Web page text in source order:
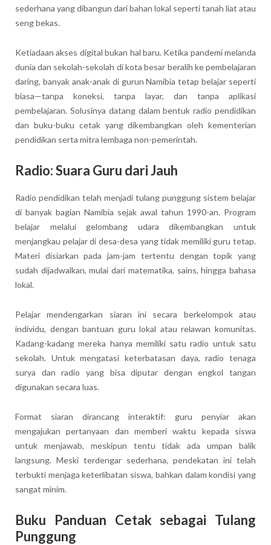
sederhana yang dibangun dari bahan lokal seperti tanah liat atau
seng bekas.
Ketiadaan akses digital bukan hal baru. Ketika pandemi melanda
dunia dan sekolah-sekolah di kota besar beralih ke pembelajaran
daring, banyak anak-anak di gurun Namibia tetap belajar seperti
biasa—tanpa koneksi, tanpa layar, dan tanpa aplikasi
pembelajaran. Solusinya datang dalam bentuk radio pendidikan
dan buku-buku cetak yang dikembangkan oleh kementerian
pendidikan serta mitra lembaga non-pemerintah.
Radio: Suara Guru dari Jauh
Radio pendidikan telah menjadi tulang punggung sistem belajar
di banyak bagian Namibia sejak awal tahun 1990-an. Program
belajar melalui gelombang udara dikembangkan untuk
menjangkau pelajar di desa-desa yang tidak memiliki guru tetap.
Materi disiarkan pada jam-jam tertentu dengan topik yang
sudah dijadwalkan, mulai dari matematika, sains, hingga bahasa
lokal.
Pelajar mendengarkan siaran ini secara berkelompok atau
individu, dengan bantuan guru lokal atau relawan komunitas.
Kadang-kadang mereka hanya memiliki satu radio untuk satu
sekolah. Untuk mengatasi keterbatasan daya, radio tenaga
surya dan radio yang bisa diputar dengan engkol tangan
digunakan secara luas.
Format siaran dirancang interaktif: guru penyiar akan
mengajukan pertanyaan dan memberi waktu kepada siswa
untuk menjawab, meskipun tentu tidak ada umpan balik
langsung. Meski terdengar sederhana, pendekatan ini telah
terbukti menjaga keterlibatan siswa, bahkan dalam kondisi yang
sangat minim.
Buku Panduan Cetak sebagai Tulang
Punggung